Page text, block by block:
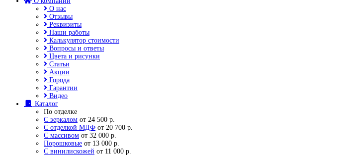
О нас
Отзывы
Реквизиты
Наши работы
Калькулятор стоимости
Вопросы и ответы
Цвета и рисунки
Статьи
Акции
Города
Гарантии
Видео
Каталог
По отделке
С зеркалом от 24 500 р.
С отделкой МДФ от 20 700 р.
С массивом от 32 000 р.
Порошковые от 13 000 р.
С винилискожей от 11 000 р.